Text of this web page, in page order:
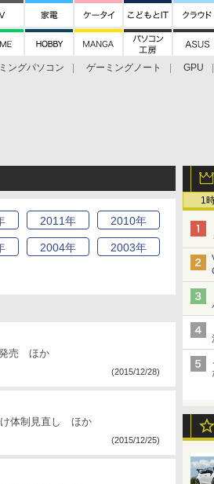
ングパソコン ゲーミングノート
GPU
1
2011年 2010年
2004年 2003年
発売 ほか
(2015/12/28)
け体制見直し ほか
(2015/12/25)